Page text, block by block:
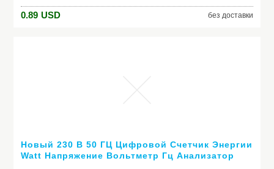
0.89 USD без доставки
Новый 230 В 50 ГЦ Цифровой Счетчик Энергии
Watt Напряжение Вольтметр Гц Анализатор